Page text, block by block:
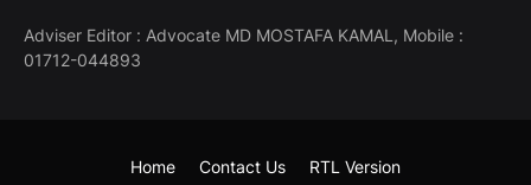
Adviser Editor : Advocate MD MOSTAFA KAMAL, Mobile :
01712-044893
Home Contact Us RTL Version